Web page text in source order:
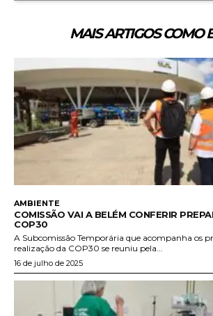
MAIS ARTIGOS COMO
AMBIENTE
COMISSÃO VAI A BELÉM CONFERIR
COP30
A Subcomissão Temporária que acompanha os
realização da COP30 se reuniu pela...
16 de julho de 2025